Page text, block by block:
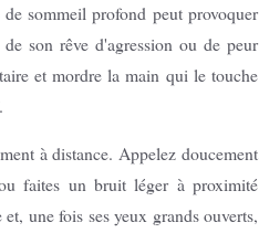
sommeil profond peut provoquer
son rêve d'agression ou de peur
et mordre la main qui le touche
à distance. Appelez doucement
faites un bruit léger à proximité
une fois ses yeux grands ouverts,